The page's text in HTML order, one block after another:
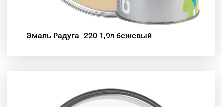
Эмаль Радуга -220 1,9л бежевый